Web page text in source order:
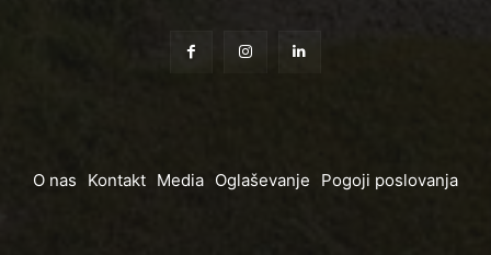
O nas Kontakt Media Oglaševanje Pogoji poslovanja